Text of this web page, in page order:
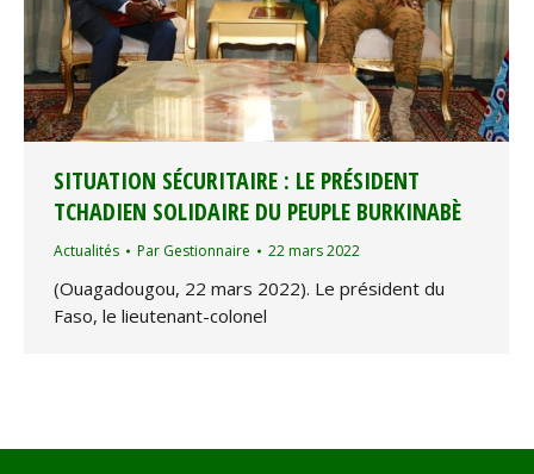
SITUATION SÉCURITAIRE : LE PRÉSIDENT
TCHADIEN SOLIDAIRE DU PEUPLE BURKINABÈ
Actualités Par Gestionnaire 22 mars 2022
(Ouagadougou, 22 mars 2022). Le président du
Faso, le lieutenant-colonel